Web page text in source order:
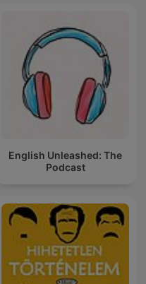
English Unleashed: The
Podcast